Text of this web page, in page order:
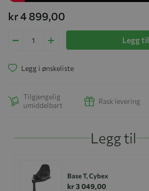
kr 4 899,00
Legg til
Legg i ønskeliste
Tilgjengelig
umiddelbart
Rask levering
Legg til
Base T, Cybex
kr 3 049,00